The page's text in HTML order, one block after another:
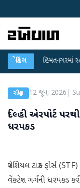
બ્રેકિંગ
હિંમતનગરમાં રહસ્યમય
રાષ્ટ્રીય 12 જૂન, 2026
દિલ્હી એરપોર્ટ
ધરપકડ
સ્પેશિયલ ટાસ્ક ફોર્સ
વેંકટેશ ગર્ગની ધરપકડ